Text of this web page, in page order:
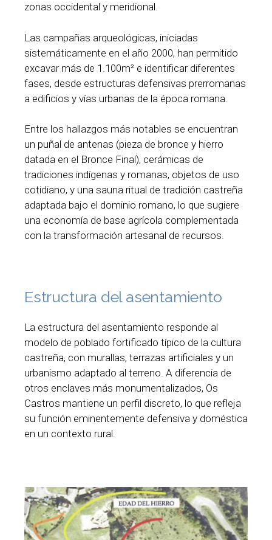
zonas occidental y meridional.
Las campañas arqueológicas, iniciadas
sistemáticamente en el año 2000, han permitido
excavar más de 1.100m² e identificar diferentes
fases, desde estructuras defensivas prerromanas
a edificios y vías urbanas de la época romana.
Entre los hallazgos más notables se encuentran
un puñal de antenas (pieza de bronce y hierro
datada en el Bronce Final), cerámicas de
tradiciones indígenas y romanas, objetos de uso
cotidiano, y una sauna ritual de tradición castreña
adaptada bajo el dominio romano, lo que sugiere
una economía de base agrícola complementada
con la transformación artesanal de recursos.
Estructura del asentamiento
La estructura del asentamiento responde al
modelo de poblado fortificado típico de la cultura
castreña, con murallas, terrazas artificiales y un
urbanismo adaptado al terreno. A diferencia de
otros enclaves más monumentalizados, Os
Castros mantiene un perfil discreto, lo que refleja
su función eminentemente defensiva y doméstica
en un contexto rural.